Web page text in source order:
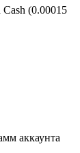
(0.00015
аккаунта